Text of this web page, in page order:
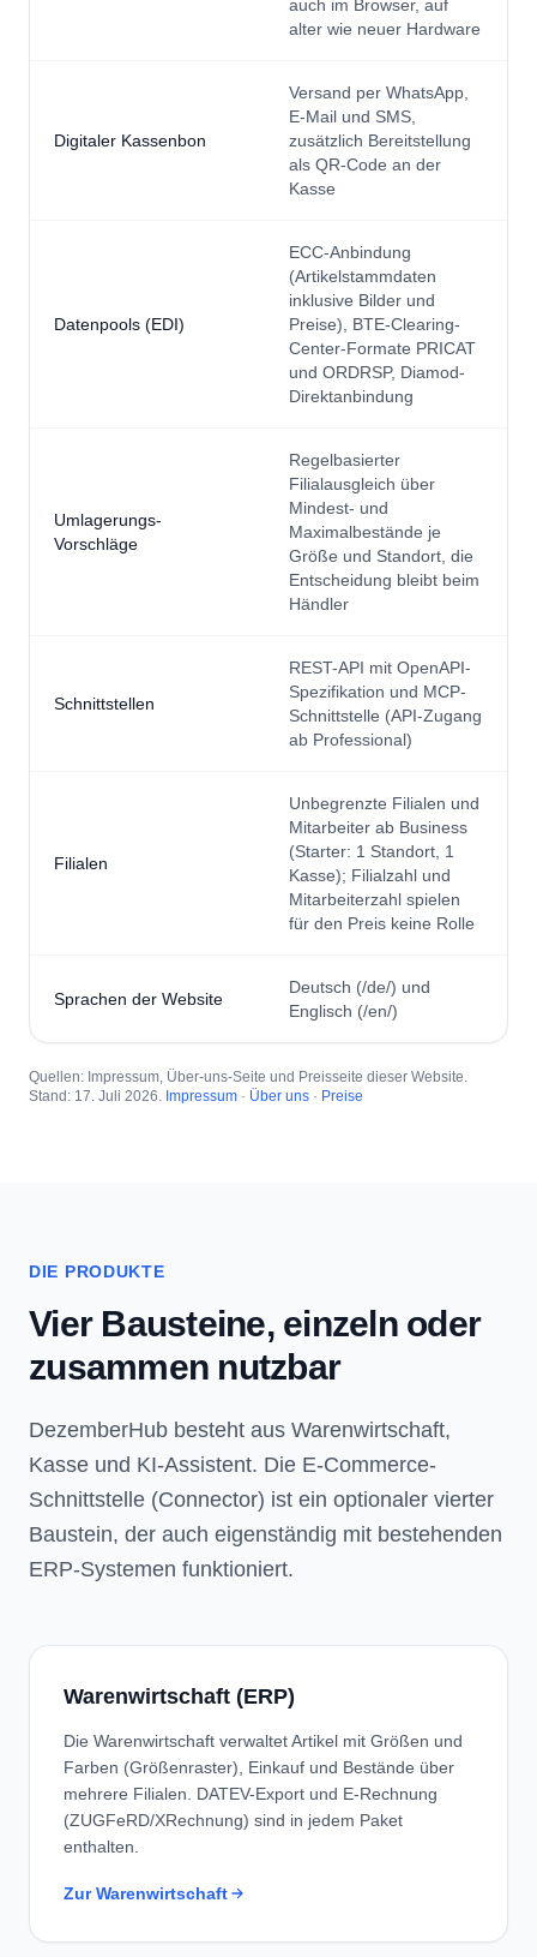
auch im Browser, auf
alter wie neuer Hardware
Digitaler Kassenbon
Versand per WhatsApp,
E-Mail und SMS,
zusätzlich Bereitstellung
als QR-Code an der
Kasse
Datenpools (EDI)
ECC-Anbindung
(Artikelstammdaten
inklusive Bilder und
Preise), BTE-Clearing-
Center-Formate PRICAT
und ORDRSP, Diamod-
Direktanbindung
Umlagerungs-
Vorschläge
Regelbasierter
Filialausgleich über
Mindest- und
Maximalbestände je
Größe und Standort, die
Entscheidung bleibt beim
Händler
Schnittstellen
REST-API mit OpenAPI-
Spezifikation und MCP-
Schnittstelle (API-Zugang
ab Professional)
Filialen
Unbegrenzte Filialen und
Mitarbeiter ab Business
(Starter: 1 Standort, 1
Kasse); Filialzahl und
Mitarbeiterzahl spielen
für den Preis keine Rolle
Sprachen der Website
Deutsch (/de/) und
Englisch (/en/)
Quellen: Impressum, Über-uns-Seite und Preisseite dieser Website.
Stand: 17. Juli 2026. Impressum · Über uns · Preise
DIE PRODUKTE
Vier Bausteine, einzeln oder
zusammen nutzbar
DezemberHub besteht aus Warenwirtschaft,
Kasse und KI-Assistent. Die E-Commerce-
Schnittstelle (Connector) ist ein optionaler vierter
Baustein, der auch eigenständig mit bestehenden
ERP-Systemen funktioniert.
Warenwirtschaft (ERP)
Die Warenwirtschaft verwaltet Artikel mit Größen und
Farben (Größenraster), Einkauf und Bestände über
mehrere Filialen. DATEV-Export und E-Rechnung
(ZUGFeRD/XRechnung) sind in jedem Paket
enthalten.
Zur Warenwirtschaft